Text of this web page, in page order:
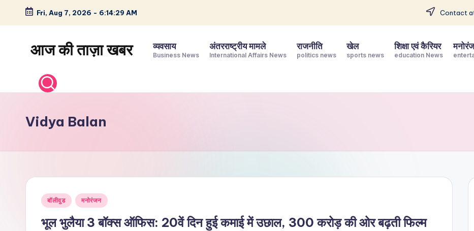
Skip
content
Fri, Aug 7, 2026 - 6:14:30 AM Contact
आज की ताज़ा खबर
समाचार
–
और
विश्व
व्यवसाय
Business News
अंतरराष्ट्रीय मामले
International Affairs News
राजनीति
politics news
खेल
sports news
शिक्षा एवं कैरियर
education News
Vidya Balan
Posted
बॉलीवुड मनोरंजन
भूल भुलैया 3 बॉक्स ऑफिस: 20वें दिन हुई कमाई में उछाल, 300 करोड़ की ओर बढ़ती फिल्म